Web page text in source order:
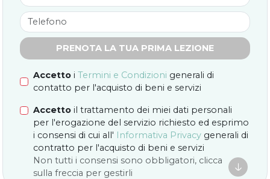
PRENOTA LA TUA PRIMA LEZIONE
Accetto i Termini e Condizioni generali di
contatto per l'acquisto di beni e servizi
Accetto il trattamento dei miei dati personali
per l'erogazione del servizio richiesto ed esprimo
i consensi di cui all' Informativa Privacy generali di
contratto per l'acquisto di beni e servizi
Non tutti i consensi sono obbligatori, clicca
sulla freccia per gestirli
